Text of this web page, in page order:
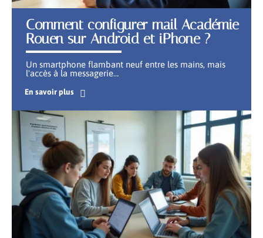
Comment configurer mail Académie
Rouen sur Android et iPhone ?
Un smartphone flambant neuf entre les mains, mais
l'accès à la messagerie…
En savoir plus